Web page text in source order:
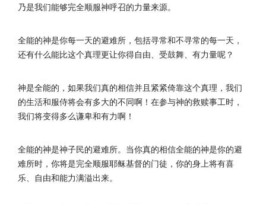
乃是我们能够完全顺服神呼召的力量来源。
全能的神是你每一天的避难所，包括寻常和不寻常的每一天，
还有什么能比这个真理更让你得自由、受鼓舞、有力量呢？
神是全能的，如果我们真的相信并且紧紧倚靠这个真理，我们
的生活和服侍将会有多大的不同啊！在参与神的救赎事工时，
我们将变得多么谦卑和有力啊！
全能的神是神子民的避难所。当你真的相信全能的神是你的避
难所时，你将是完全顺服耶稣基督的门徒，你的身上将有喜
乐、自由和能力满溢出来。